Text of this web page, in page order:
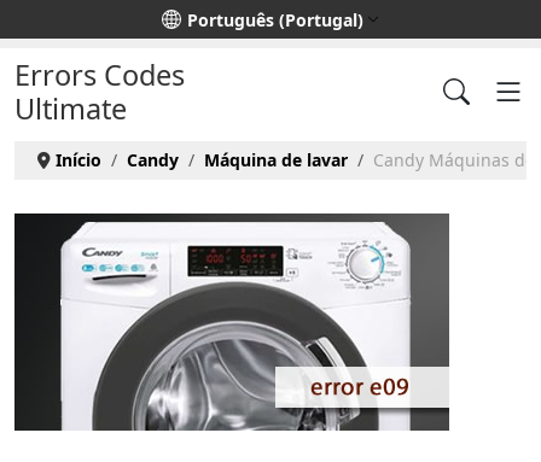
Escolha o seu idioma Português (Portugal)
Errors Codes
Ultimate
Início Candy Máquina de lavar Candy Máquinas